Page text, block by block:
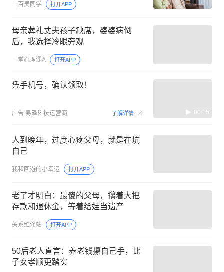
二百吴同学 打开APP
母亲葬礼丈夫孩子缺席，婆婆病倒
后，我选择冷眼旁观
一堂心理课A 打开APP
凭手机号，确认领取！
广告 易泽科技运营商 了解详情 00:15
人到晚年，过度心疼父母，就是在坑
自己
我和回避的小幸运 打开APP
老了才明白：最傻的父母，攥着大把
存款和退休金，等着给娃当遗产
关系维修站 打开APP
50后老人直言：养老钱攥自己手，比
子女孝顺更踏实